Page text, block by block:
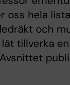
oss hela
och
tillverka